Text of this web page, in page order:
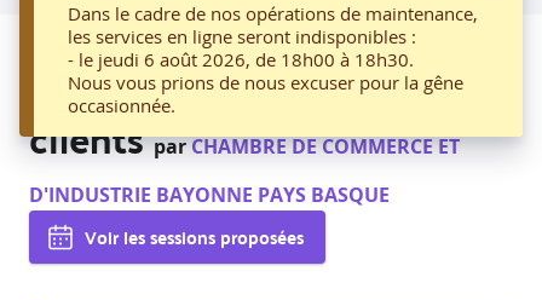
Dans le cadre de nos opérations de maintenance,
les services en ligne seront indisponibles :
- le jeudi 6 août 2026, de 18h00 à 18h30.
Nous vous prions de nous excuser pour la gêne
occasionnée.
AFFICHER LE FIL D'ARIANE
1. Prospecter de nouveaux
clients parCHAMBRE DE COMMERCE ET
D'INDUSTRIE BAYONNE PAYS BASQUE
Voir les sessions proposées